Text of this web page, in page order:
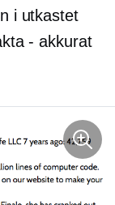
i utkastet
- akkurat